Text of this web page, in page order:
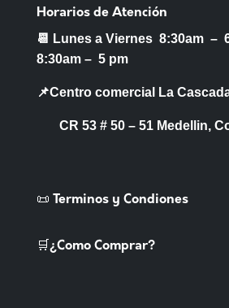
Horarios de Atención
📆 Lunes a Viernes 8:30am –
8:30am – 5 pm
📌Centro comercial La
CR 53 # 50 – 51 Medellin,
📜 Terminos y Condiones
🛒¿Como Comprar?